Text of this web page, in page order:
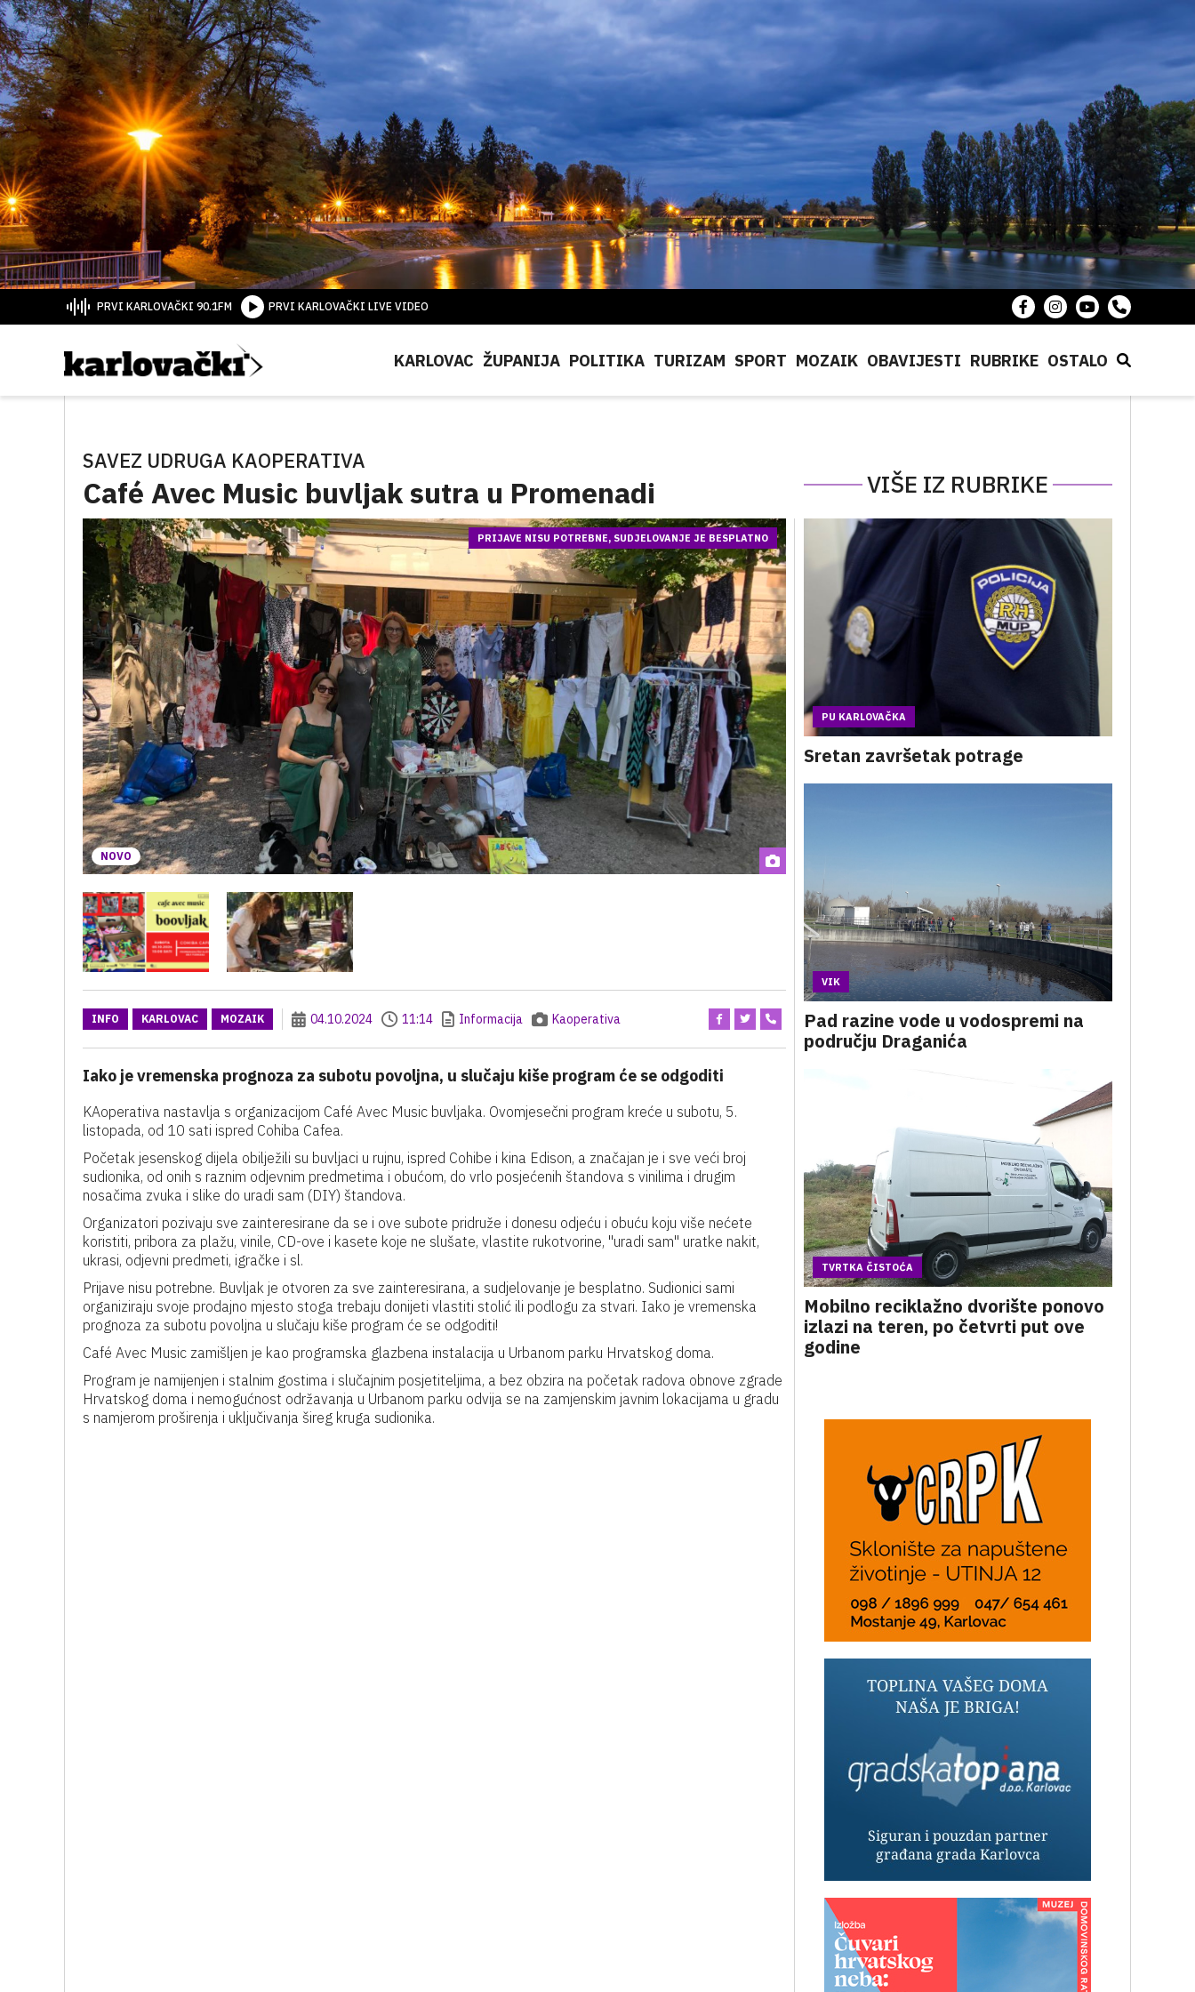
PRVI KARLOVAČKI 90.1FM PRVI KARLOVAČKI LIVE VIDEO
KARLOVAC ŽUPANIJA POLITIKA TURIZAM SPORT MOZAIK OBAVIJESTI RUBRIKE OSTALO
SAVEZ UDRUGA KAOPERATIVA
Café Avec Music buvljak sutra u Promenadi VIŠE IZ RUBRIKE
NOVO
PRIJAVE NISU POTREBNE, SUDJELOVANJE JE BESPLATNO
INFO KARLOVAC MOZAIK 04.10.2024 11:14 Informacija Kaoperativa
Iako je vremenska prognoza za subotu povoljna, u slučaju kiše program će se odgoditi
KAoperativa nastavlja s organizacijom Café Avec Music buvljaka. Ovomjesečni program kreće u subotu, 5.
listopada, od 10 sati ispred Cohiba Cafea.
Početak jesenskog dijela obilježili su buvljaci u rujnu, ispred Cohibe i kina Edison, a značajan je i sve veći broj
sudionika, od onih s raznim odjevnim predmetima i obućom, do vrlo posjećenih štandova s vinilima i drugim
nosačima zvuka i slike do uradi sam (DIY) štandova.
Organizatori pozivaju sve zainteresirane da se i ove subote pridruže i donesu odjeću i obuću koju više nećete
koristiti, pribora za plažu, vinile, CD-ove i kasete koje ne slušate, vlastite rukotvorine, "uradi sam" uratke nakit,
ukrasi, odjevni predmeti, igračke i sl.
Prijave nisu potrebne. Buvljak je otvoren za sve zainteresirana, a sudjelovanje je besplatno. Sudionici sami
organiziraju svoje prodajno mjesto stoga trebaju donijeti vlastiti stolić ili podlogu za stvari. Iako je vremenska
prognoza za subotu povoljna u slučaju kiše program će se odgoditi!
Café Avec Music zamišljen je kao programska glazbena instalacija u Urbanom parku Hrvatskog doma.
Program je namijenjen i stalnim gostima i slučajnim posjetiteljima, a bez obzira na početak radova obnove zgrade
Hrvatskog doma i nemogućnost održavanja u Urbanom parku odvija se na zamjenskim javnim lokacijama u gradu
s namjerom proširenja i uključivanja šireg kruga sudionika.
PU KARLOVAČKA
Sretan završetak potrage
VIK
Pad razine vode u vodospremi na
području Draganića
TVRTKA ČISTOĆA
Mobilno reciklažno dvorište ponovo
izlazi na teren, po četvrti put ove
godine